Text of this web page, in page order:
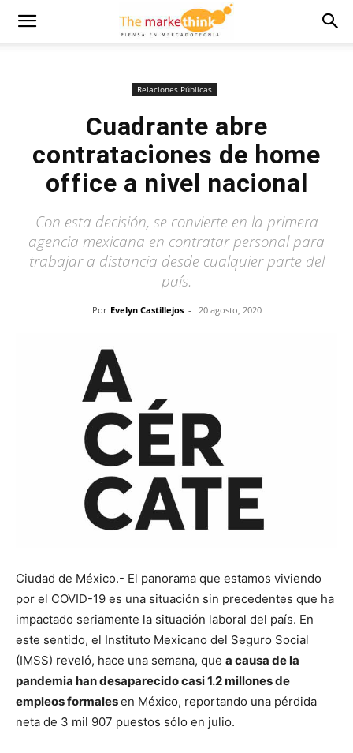
Relaciones Públicas
Cuadrante abre
contrataciones de home
office a nivel nacional
Con esta decisión, se convierte en la primera
agencia mexicana en contratar personal para
trabajar a distancia desde cualquier parte del
país.
Por Evelyn Castillejos - 20 agosto, 2020
Ciudad de México.- El panorama que estamos viviendo
por el COVID-19 es una situación sin precedentes que ha
impactado seriamente la situación laboral del país. En
este sentido, el Instituto Mexicano del Seguro Social
(IMSS) reveló, hace una semana, que a causa de la
pandemia han desaparecido casi 1.2 millones de
empleos formalesen México, reportando una pérdida
neta de 3 mil 907 puestos sólo en julio.